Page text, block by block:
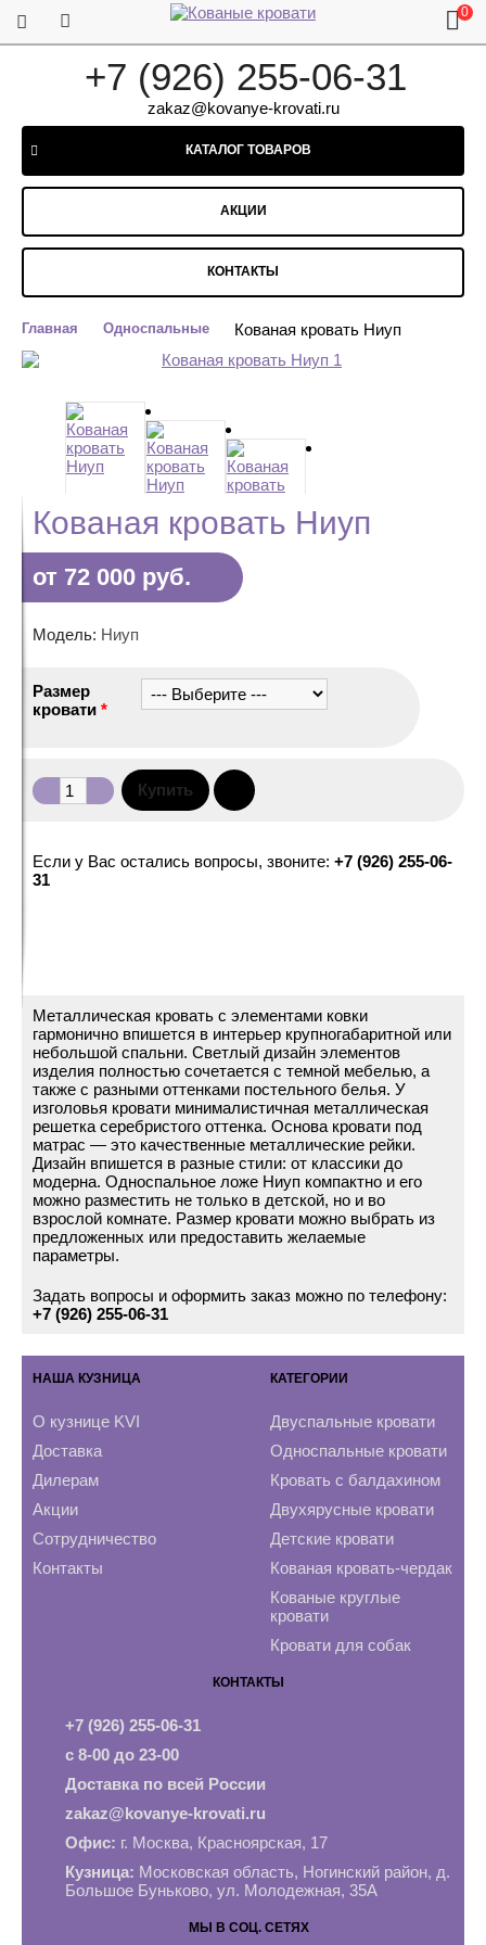
+7 (926) 255-06-31
zakaz@kovanye-krovati.ru
0
КАТАЛОГ ТОВАРОВ
АКЦИИ
КОНТАКТЫ
Главная Односпальные Кованая кровать Ниуп
Кованая кровать Ниуп
от 72 000 руб.
Модель: Ниуп
Размер
кровати *
Если у Вас остались вопросы, звоните: +7 (926) 255-06-
31
Металлическая кровать с элементами ковки
гармонично впишется в интерьер крупногабаритной или
небольшой спальни. Светлый дизайн элементов
изделия полностью сочетается с темной мебелью, а
также с разными оттенками постельного белья. У
изголовья кровати минималистичная металлическая
решетка серебристого оттенка. Основа кровати под
матрас — это качественные металлические рейки.
Дизайн впишется в разные стили: от классики до
модерна. Односпальное ложе Ниуп компактно и его
можно разместить не только в детской, но и во
взрослой комнате. Размер кровати можно выбрать из
предложенных или предоставить желаемые
параметры.
Задать вопросы и оформить заказ можно по телефону:
+7 (926) 255-06-31
НАША КУЗНИЦА
О кузнице KVI
Доставка
Дилерам
Акции
Сотрудничество
Контакты
КАТЕГОРИИ
Двуспальные кровати
Односпальные кровати
Кровать с балдахином
Двухярусные кровати
Детские кровати
Кованая кровать-чердак
Кованые круглые
кровати
Кровати для собак
КОНТАКТЫ
+7 (926) 255-06-31
с 8-00 до 23-00
Доставка по всей России
zakaz@kovanye-krovati.ru
Офис: г. Москва, Красноярская, 17
Кузница: Московская область, Ногинский район, д.
Большое Буньково, ул. Молодежная, 35А
МЫ В СОЦ. СЕТЯХ